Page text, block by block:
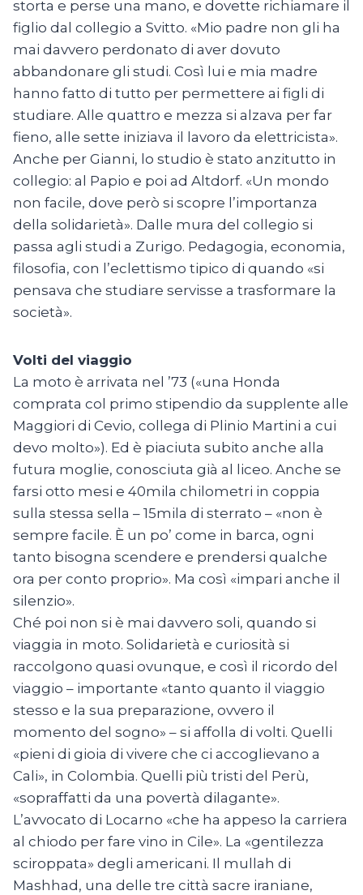
storta e perse una mano, e dovette richiamare il
figlio dal collegio a Svitto. «Mio padre non gli ha
mai davvero perdonato di aver dovuto
abbandonare gli studi. Così lui e mia madre
hanno fatto di tutto per permettere ai figli di
studiare. Alle quattro e mezza si alzava per far
fieno, alle sette iniziava il lavoro da elettricista».
Anche per Gianni, lo studio è stato anzitutto in
collegio: al Papio e poi ad Altdorf. «Un mondo
non facile, dove però si scopre l’importanza
della solidarietà». Dalle mura del collegio si
passa agli studi a Zurigo. Pedagogia, economia,
filosofia, con l’eclettismo tipico di quando «si
pensava che studiare servisse a trasformare la
società».
Volti del viaggio
La moto è arrivata nel ’73 («una Honda
comprata col primo stipendio da supplente alle
Maggiori di Cevio, collega di Plinio Martini a cui
devo molto»). Ed è piaciuta subito anche alla
futura moglie, conosciuta già al liceo. Anche se
farsi otto mesi e 40mila chilometri in coppia
sulla stessa sella – 15mila di sterrato – «non è
sempre facile. È un po’ come in barca, ogni
tanto bisogna scendere e prendersi qualche
ora per conto proprio». Ma così «impari anche il
silenzio».
Ché poi non si è mai davvero soli, quando si
viaggia in moto. Solidarietà e curiosità si
raccolgono quasi ovunque, e così il ricordo del
viaggio – importante «tanto quanto il viaggio
stesso e la sua preparazione, ovvero il
momento del sogno» – si affolla di volti. Quelli
«pieni di gioia di vivere che ci accoglievano a
Cali», in Colombia. Quelli più tristi del Perù,
«sopraffatti da una povertà dilagante».
L’avvocato di Locarno «che ha appeso la carriera
al chiodo per fare vino in Cile». La «gentilezza
sciroppata» degli americani. Il mullah di
Mashhad, una delle tre città sacre iraniane,